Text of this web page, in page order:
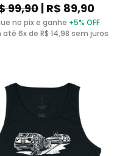
99,90| R$ 89,90
no pix e ganhe +5% OFF
6x de R$ 14,98 sem juros